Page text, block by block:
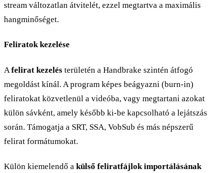
stream változatlan átvitelét, ezzel megtartva a maximális
hangminőséget.
Feliratok kezelése
A felirat kezelés területén a Handbrake szintén átfogó
megoldást kínál. A program képes beágyazni (burn-in)
feliratokat közvetlenül a videóba, vagy megtartani azokat
külön sávként, amely később ki-be kapcsolható a lejátszás
során. Támogatja a SRT, SSA, VobSub és más népszerű
felirat formátumokat.
Külön kiemelendő a külső feliratfájlok importálásának